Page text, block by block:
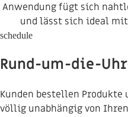
Anwendung fügt sich
und lässt sich ideal
schedule
Rund-um-die-
Kunden bestellen Produkte
völlig unabhängig von